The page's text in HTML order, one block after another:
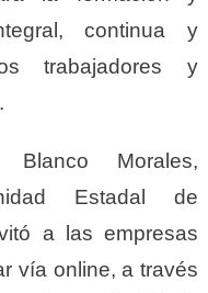
continua y
trabajadores y
Morales,
Estadal de
a las empresas
vía online, a través